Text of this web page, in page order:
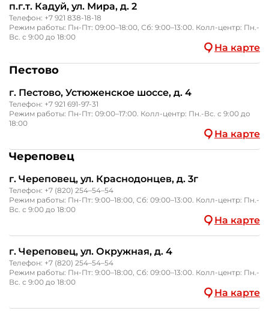
п.г.т. Кадуй, ул. Мира, д. 2
Телефон: +7 921 838-18-18
Режим работы: Пн-Пт: 09:00–18:00, Сб: 9:00–13:00. Колл-центр: Пн.-
Вс. с 9:00 до 18:00
На карте
Пестово
г. Пестово, Устюженское шоссе, д. 4
Телефон: +7 921 691-97-31
Режим работы: Пн-Пт: 09:00–17:00. Колл-центр: Пн.-Вс. с 9:00 до
18:00
На карте
Череповец
г. Череповец, ул. Краснодонцев, д. 3г
Телефон: +7 (820) 254–54–54
Режим работы: Пн-Пт: 9:00–18:00, Сб: 09:00–13:00. Колл-центр: Пн.-
Вс. с 9:00 до 18:00
На карте
г. Череповец, ул. Окружная, д. 4
Телефон: +7 (820) 254–54–54
Режим работы: Пн-Пт: 9:00–18:00, Сб: 09:00–13:00. Колл-центр: Пн.-
Вс. с 9:00 до 18:00
На карте